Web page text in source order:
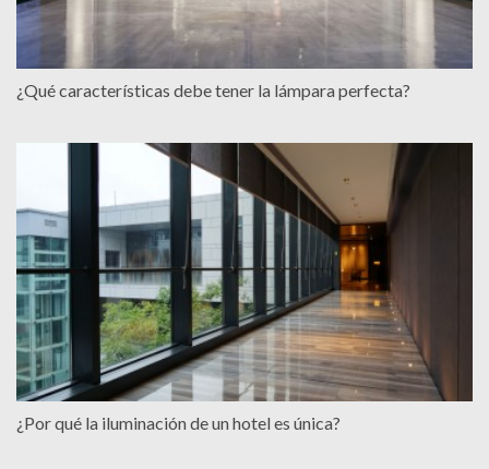
¿Qué características debe tener la lámpara perfecta?
¿Por qué la iluminación de un hotel es única?